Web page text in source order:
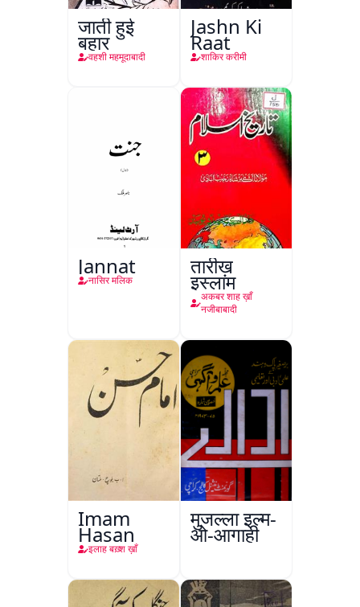
जाती हुई
बहार
वहशी महमूदाबादी
Jashn Ki
Raat
शाकिर करीमी
Jannat
नासिर मलिक
तारीख़
इस्लाम
अकबर शाह ख़ाँ
नजीबाबादी
Imam
Hasan
इलाह बख़्श ख़ाँ
मुजल्ला इल्म-
ओ-आगाही